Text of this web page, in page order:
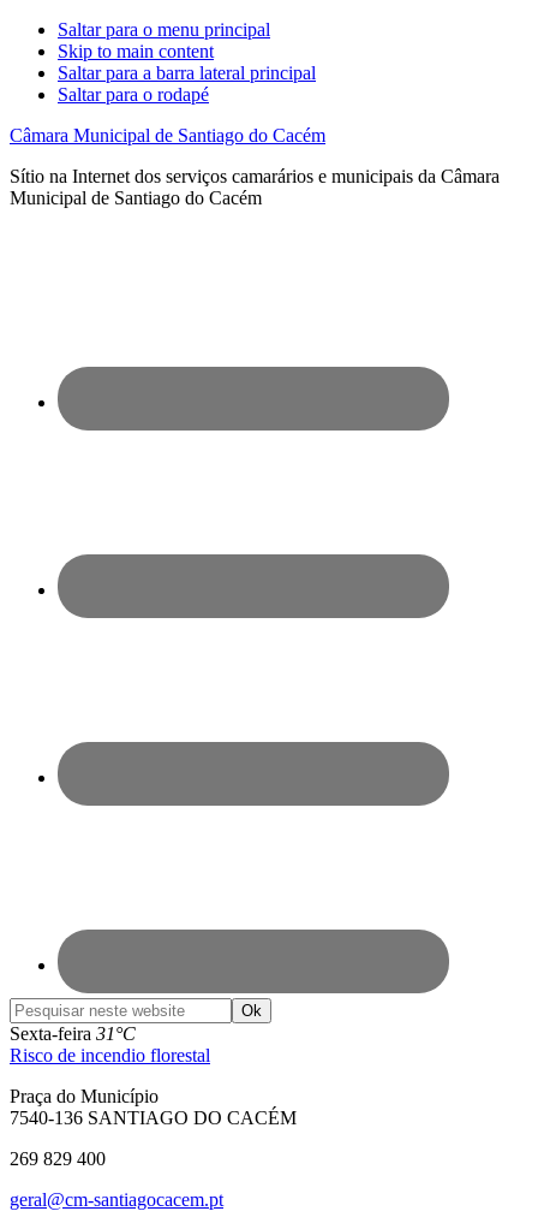
Saltar para o menu principal
Skip to main content
Saltar para a barra lateral principal
Saltar para o rodapé
Câmara Municipal de Santiago do Cacém
Sítio na Internet dos serviços camarários e municipais da Câmara
Municipal de Santiago do Cacém
Pesquisar
neste
website
Sexta-feira 31°C
Risco de incendio florestal
Praça do Município
7540-136 SANTIAGO DO CACÉM
269 829 400
geral@cm-santiagocacem.pt